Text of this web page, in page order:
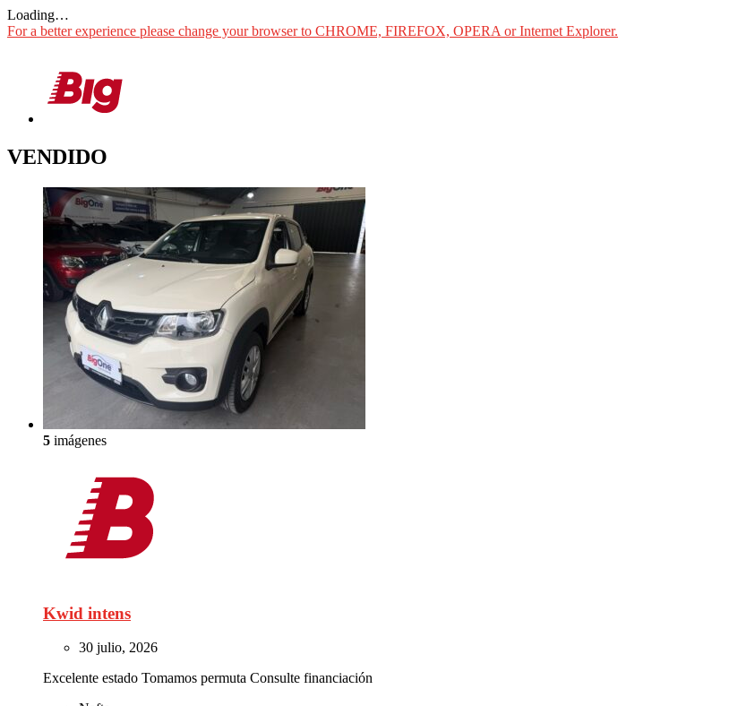
Loading…
For a better experience please change your browser to CHROME, FIREFOX, OPERA or Internet Explorer.
VENDIDO
5 imágenes
Kwid intens
30 julio, 2026
Excelente estado Tomamos permuta Consulte financiación